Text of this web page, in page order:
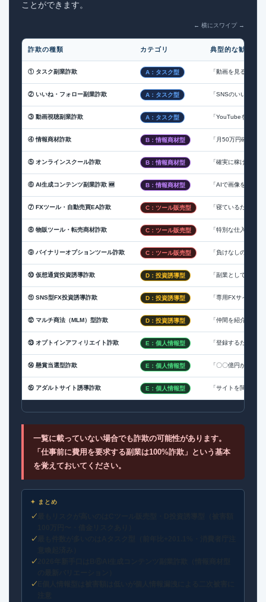
ことができます。
← 横にスワイプ →
詐欺の種類 カテゴリ 典型的な勧誘文
① タスク副業詐欺 A：タスク型 「動画を見るだけ
② いいね・フォロー副業詐欺 A：タスク型 「SNSのいいねを
③ 動画視聴副業詐欺 A：タスク型 「YouTubeを見る
④ 情報商材詐欺 B：情報商材型 「月50万円確実・
⑤ オンラインスクール詐欺 B：情報商材型 「確実に稼げるス
⑥ AI生成コンテンツ副業詐欺 🆕 B：情報商材型 「AIで画像を作る
⑦ FXツール・自動売買EA詐欺 C：ツール販売型 「寝ているだけで
⑧ 物販ツール・転売商材詐欺 C：ツール販売型 「特別な仕入れル
⑨ バイナリーオプションツール詐欺 C：ツール販売型 「負けなしの必勝
⑩ 仮想通貨投資誘導詐欺 D：投資誘導型 「副業として始め
⑪ SNS型FX投資誘導詐欺 D：投資誘導型 「専用FXサイトで
⑫ マルチ商法（MLM）型詐欺 D：投資誘導型 「仲間を紹介する
⑬ オプトインアフィリエイト詐欺 E：個人情報型 「登録するだけで
⑭ 懸賞当選型詐欺 E：個人情報型 「〇〇億円が当選
⑮ アダルトサイト誘導詐欺 E：個人情報型 「サイトを閲覧す
一覧に載っていない場合でも詐欺の可能性があります。
「仕事前に費用を要求する副業は100%詐欺」という基本
を覚えておいてください。
✦ まとめ